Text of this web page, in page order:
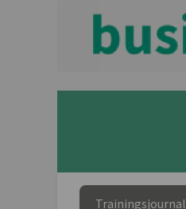
Trainingsjournal